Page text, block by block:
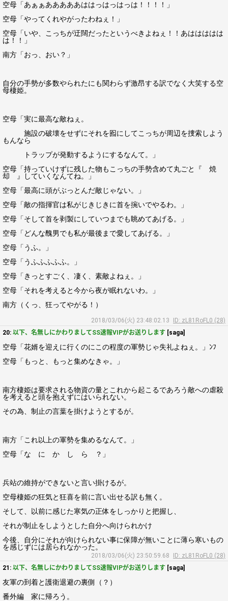
空母「あぁぁあああああははっはっはっは！！！！」
空母「やってくれやがったわねぇ！」
空母「いや、こっちが迂闊だったというべきよねぇ！！あははははは
は！！」
南方「おっ、おい？」
自分の手勢が多数やられたにも関わらず激昂する訳でなく大笑する空
母棲姫。
空母「実に最高な敵ねぇ。
施設の破壊をせずにそれを囮にしてこっちが周辺を捜索しよう
もんなら
トラップが発動するようにするなんて。」
空母「持っていけずに残した物もこっちの手勢含めて丸ごと『 焼
却 』していくなんてね。」
空母「最高に頭がぶっとんだ敵じゃない。」
空母「敵の指揮官は私がじきじきに首を捥いでやるわ。」
空母「そして首を剥製にしていつまでも眺めてあげる。」
空母「どんな醜男でも私が最後まで愛してあげる。」
空母「うふ。」
空母「うふふふふふ。」
空母「きっとすごく、凄く、素敵よねぇ。」
空母「それを考えると今から夜が眠れないわ。」
南方（くっ、狂ってやがる！）
2018/03/06(火) 23:48:02.13
ID: zL81RoFL0 (28)
20: 以下、名無しにかわりましてSS速報VIPがお送りします [saga]
空母「花婿を迎えに行くのにこの程度の軍勢じゃ失礼よねぇ。」ﾝﾌ
空母「もっと、もっと集めなきゃ。」
南方棲姫は要求される物資の量とこれから起こるであろう敵への虐殺
を考えると頭を抱えずにはいられない。
その為、制止の言葉を掛けようとするが。
南方「これ以上の軍勢を集めるなんて。」
空母「な に か し ら ？」
兵站の維持ができないと言い掛けるが。
空母棲姫の狂気と狂喜を前に言い出せる訳も無く。
そして、以前に感じた寒気の正体をしっかりと把握し、
それが制止をしようとした自分へ向けられかけ
今後、自分にそれが向けられない事に保障が無いことに薄ら寒いもの
を感じずには居られなかった。
2018/03/06(火) 23:50:59.68
ID: zL81RoFL0 (28)
21: 以下、名無しにかわりましてSS速報VIPがお送りします [saga]
友軍の到着と護衛退避の裏側（？）
番外編 家に帰ろう。